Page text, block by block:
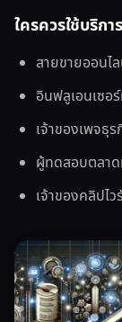
ใครควรใช้บริก
สายขายออนไ
อินฟลูเอนเซอ
เจ้าของเพจธุร
ผู้ทดสอบตลาด
เจ้าของคลิปไว